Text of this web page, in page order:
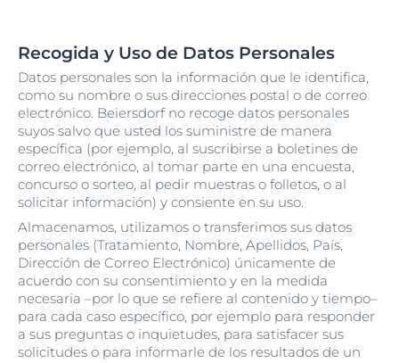
Recogida y Uso de Datos Personales
Datos personales son la información que le identifica,
como su nombre o sus direcciones postal o de correo
electrónico. Beiersdorf no recoge datos personales
suyos salvo que usted los suministre de manera
específica (por ejemplo, al suscribirse a boletines de
correo electrónico, al tomar parte en una encuesta,
concurso o sorteo, al pedir muestras o folletos, o al
solicitar información) y consiente en su uso.
Almacenamos, utilizamos o transferimos sus datos
personales (Tratamiento, Nombre, Apellidos, País,
Dirección de Correo Electrónico) únicamente de
acuerdo con su consentimiento y en la medida
necesaria –por lo que se refiere al contenido y tiempo–
para cada caso específico, por ejemplo para responder
a sus preguntas o inquietudes, para satisfacer sus
solicitudes o para informarle de los resultados de un